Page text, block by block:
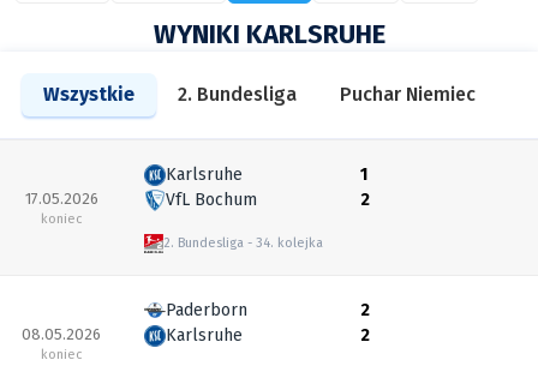
WYNIKI KARLSRUHE
Wszystkie 2. Bundesliga Puchar Niemiec
17.05.2026
koniec
Karlsruhe
VfL Bochum
2. Bundesliga 34. kolejka
1
2
08.05.2026
koniec
Paderborn
Karlsruhe
2
2